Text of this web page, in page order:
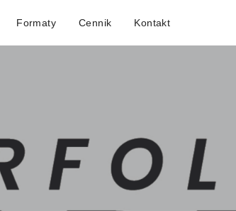
Formaty Cennik Kontakt